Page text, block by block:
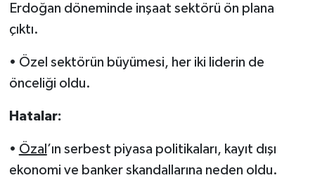
Erdoğan döneminde inşaat sektörü ön plana
çıktı.
• Özel sektörün büyümesi, her iki liderin de
önceliği oldu.
Hatalar:
• Özal ’ın serbest piyasa politikaları, kayıt dışı
ekonomi ve banker skandallarına neden oldu.